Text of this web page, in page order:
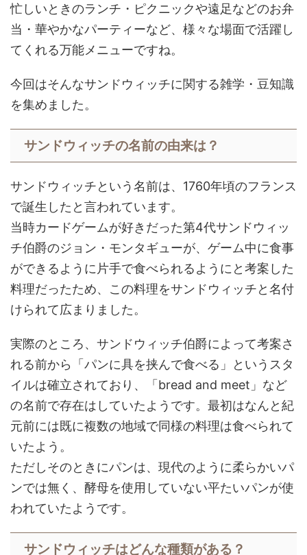
忙しいときのランチ・ピクニックや遠足などのお弁
当・華やかなパーティーなど、様々な場面で活躍し
てくれる万能メニューですね。
今回はそんなサンドウィッチに関する雑学・豆知識
を集めました。
サンドウィッチの名前の由来は？
サンドウィッチという名前は、1760年頃のフランス
で誕生したと言われています。
当時カードゲームが好きだった第4代サンドウィッ
チ伯爵のジョン・モンタギューが、ゲーム中に食事
ができるように片手で食べられるようにと考案した
料理だったため、この料理をサンドウィッチと名付
けられて広まりました。
実際のところ、サンドウィッチ伯爵によって考案さ
れる前から「パンに具を挟んで食べる」というスタ
イルは確立されており、「bread and meet」など
の名前で存在はしていたようです。最初はなんと紀
元前には既に複数の地域で同様の料理は食べられて
いたよう。
ただしそのときにパンは、現代のように柔らかいパ
ンでは無く、酵母を使用していない平たいパンが使
われていたようです。
サンドウィッチはどんな種類がある？